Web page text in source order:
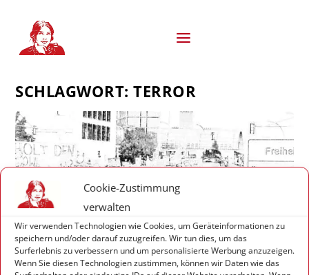
t
Cookie-Zustimmung
verwalten
Wir verwenden Technologien wie Cookies, um Geräteinformationen zu
speichern und/oder darauf zuzugreifen. Wir tun dies, um das
Surferlebnis zu verbessern und um personalisierte Werbung anzuzeigen.
Wenn Sie diesen Technologien zustimmen, können wir Daten wie das
SCHLAGWORT:TERROR